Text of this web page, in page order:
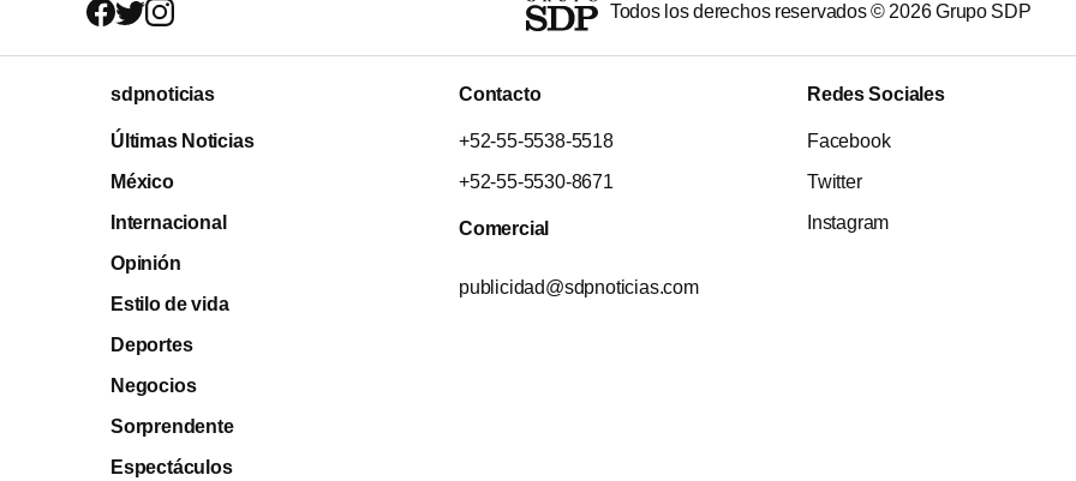
Todos los derechos reservados © 2026Grupo SDP
sdpnoticias
Últimas Noticias
México
Internacional
Opinión
Estilo de vida
Deportes
Negocios
Sorprendente
Espectáculos
Contacto
+52-55-5538-5518
+52-55-5530-8671
Comercial
publicidad@sdpnoticias.com
Redes Sociales
Facebook
Twitter
Instagram